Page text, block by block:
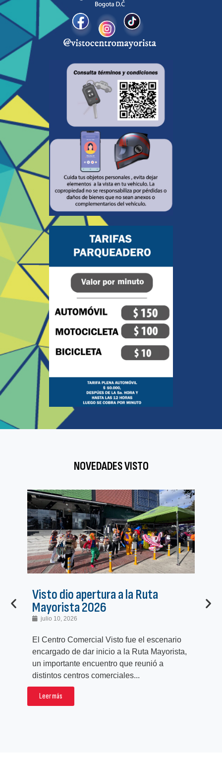
NOVEDADES VISTO
Visto dio apertura a la Ruta
Mayorista 2026
julio 10, 2026
El Centro Comercial Visto fue el escenario
encargado de dar inicio a la Ruta Mayorista,
un importante encuentro que reunió a
distintos centros comerciales...
Leer más